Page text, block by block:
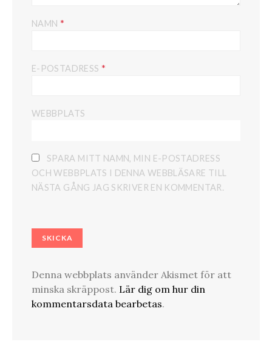
NAMN *
E-POSTADRESS *
WEBBPLATS
SPARA MITT NAMN, MIN E-POSTADRESS
OCH WEBBPLATS I DENNA WEBBLÄSARE TILL
NÄSTA GÅNG JAG SKRIVER EN KOMMENTAR.
Denna webbplats använder Akismet för att
minska skräppost. Lär dig om hur din
kommentarsdata bearbetas.